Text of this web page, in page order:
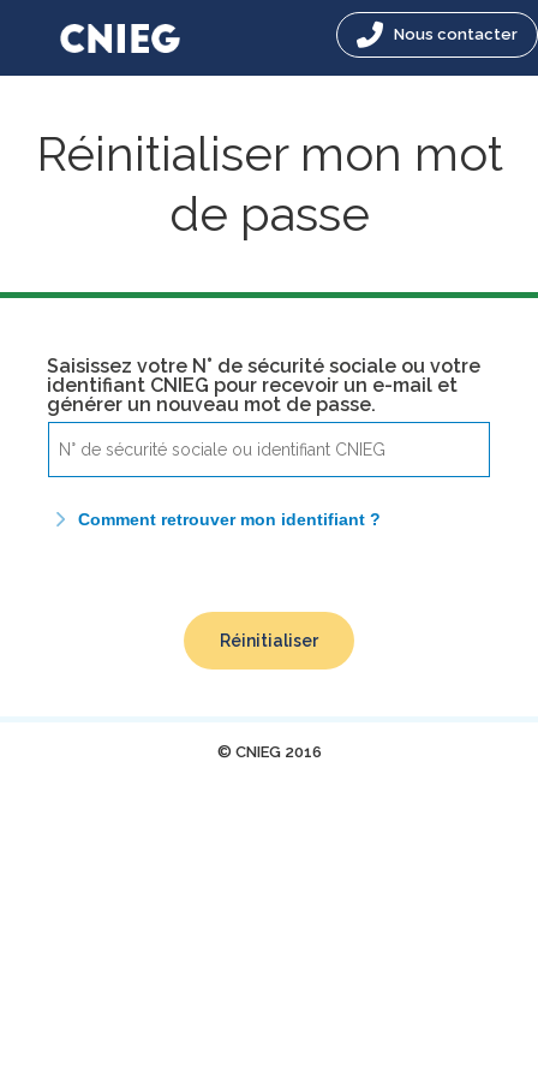
Nous contacter
Réinitialiser mon mot
de passe
Saisissez votre N° de sécurité sociale ou votre
identifiant CNIEG pour recevoir un e-mail et
générer un nouveau mot de passe.
Comment retrouver mon identifiant ?
Réinitialiser
© CNIEG 2016